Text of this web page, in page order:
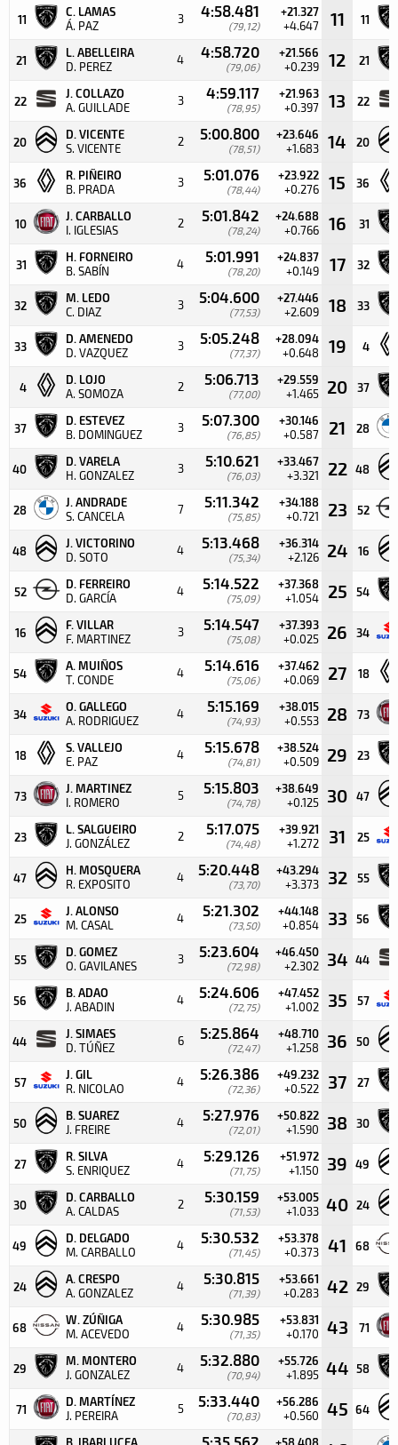
11
C. LAMAS
Á. PAZ 3 4:58.481
(79,12)
+21.327
+4.647 11 11
21
L. ABELLEIRA
D. PEREZ 4 4:58.720
(79,06)
+21.566
+0.239 12 21
22
J. COLLAZO
A. GUILLADE 3 4:59.117
(78,95)
+21.963
+0.397 13 22
20
D. VICENTE
S. VICENTE 2 5:00.800
(78,51)
+23.646
+1.683 14 20
36
R. PIÑEIRO
B. PRADA 3 5:01.076
(78,44)
+23.922
+0.276 15 36
10
J. CARBALLO
I. IGLESIAS 2 5:01.842
(78,24)
+24.688
+0.766 16 31
31
H. FORNEIRO
B. SABÍN 4 5:01.991
(78,20)
+24.837
+0.149 17 32
32
M. LEDO
C. DIAZ 3 5:04.600
(77,53)
+27.446
+2.609 18 33
33
D. AMENEDO
D. VAZQUEZ 3 5:05.248
(77,37)
+28.094
+0.648 19 4
4
D. LOJO
A. SOMOZA 2 5:06.713
(77,00)
+29.559
+1.465 20 37
37
D. ESTEVEZ
B. DOMINGUEZ 3 5:07.300
(76,85)
+30.146
+0.587 21 28
40
D. VARELA
H. GONZALEZ 3 5:10.621
(76,03)
+33.467
+3.321 22 48
28
J. ANDRADE
S. CANCELA 7 5:11.342
(75,85)
+34.188
+0.721 23 52
48
J. VICTORINO
D. SOTO 4 5:13.468
(75,34)
+36.314
+2.126 24 16
52
D. FERREIRO
D. GARCÍA 4 5:14.522
(75,09)
+37.368
+1.054 25 54
16
F. VILLAR
F. MARTINEZ 3 5:14.547
(75,08)
+37.393
+0.025 26 34
54
A. MUIÑOS
T. CONDE 4 5:14.616
(75,06)
+37.462
+0.069 27 18
34
O. GALLEGO
A. RODRIGUEZ 4 5:15.169
(74,93)
+38.015
+0.553 28 73
18
S. VALLEJO
E. PAZ 4 5:15.678
(74,81)
+38.524
+0.509 29 23
73
J. MARTINEZ
I. ROMERO 5 5:15.803
(74,78)
+38.649
+0.125 30 47
23
L. SALGUEIRO
J. GONZÁLEZ 2 5:17.075
(74,48)
+39.921
+1.272 31 25
47
H. MOSQUERA
R. EXPOSITO 4 5:20.448
(73,70)
+43.294
+3.373 32 55
25
J. ALONSO
M. CASAL 4 5:21.302
(73,50)
+44.148
+0.854 33 56
55
D. GOMEZ
O. GAVILANES 3 5:23.604
(72,98)
+46.450
+2.302 34 44
56
B. ADAO
J. ABADIN 4 5:24.606
(72,75)
+47.452
+1.002 35 57
44
J. SIMAES
D. TÚÑEZ 6 5:25.864
(72,47)
+48.710
+1.258 36 50
57
J. GIL
R. NICOLAO 4 5:26.386
(72,36)
+49.232
+0.522 37 27
50
B. SUAREZ
J. FREIRE 4 5:27.976
(72,01)
+50.822
+1.590 38 30
27
R. SILVA
S. ENRIQUEZ 4 5:29.126
(71,75)
+51.972
+1.150 39 49
30
D. CARBALLO
A. CALDAS 2 5:30.159
(71,53)
+53.005
+1.033 40 24
49
D. DELGADO
M. CARBALLO 4 5:30.532
(71,45)
+53.378
+0.373 41 68
24
A. CRESPO
A. GONZALEZ 4 5:30.815
(71,39)
+53.661
+0.283 42 29
68
W. ZÚÑIGA
M. ACEVEDO 4 5:30.985
(71,35)
+53.831
+0.170 43 71
29
M. MONTERO
J. GONZALEZ 4 5:32.880
(70,94)
+55.726
+1.895 44 58
71
D. MARTÍNEZ
J. PEREIRA 5 5:33.440
(70,83)
+56.286
+0.560 45 64
B. IBARLUCEA 5:35.562 +58.408